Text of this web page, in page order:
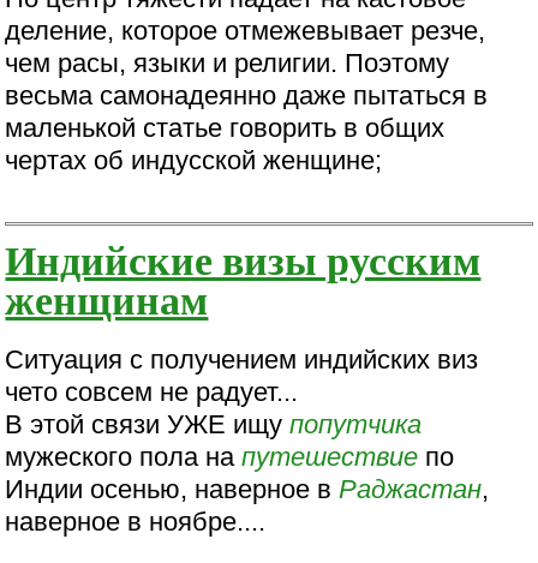
деление, которое отмежевывает резче,
чем расы, языки и религии. Поэтому
весьма самонадеянно даже пытаться в
маленькой статье говорить в общих
чертах об индусской женщине;
Индийские визы русским
женщинам
Ситуация с получением индийских виз
чето совсем не радует...
В этой связи УЖЕ ищупопутчика
мужеского пола напутешествие по
Индии осенью, наверное в Раджастан,
наверное в ноябре....